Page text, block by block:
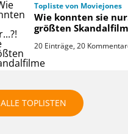
Topliste von Moviejones
Wie konnten sie
größten
20 Einträge, 20
ALLE TOPLISTEN